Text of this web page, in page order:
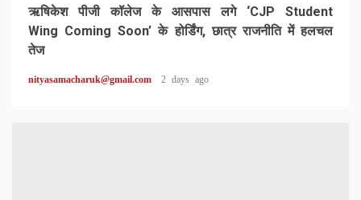
ऋषिकेश पीजी कॉलेज के आसपास लगे ‘CJP Student
Wing Coming Soon’ के होर्डिंग, छात्र राजनीति में हलचल
तेज
nityasamacharuk@gmail.com 2 days ago